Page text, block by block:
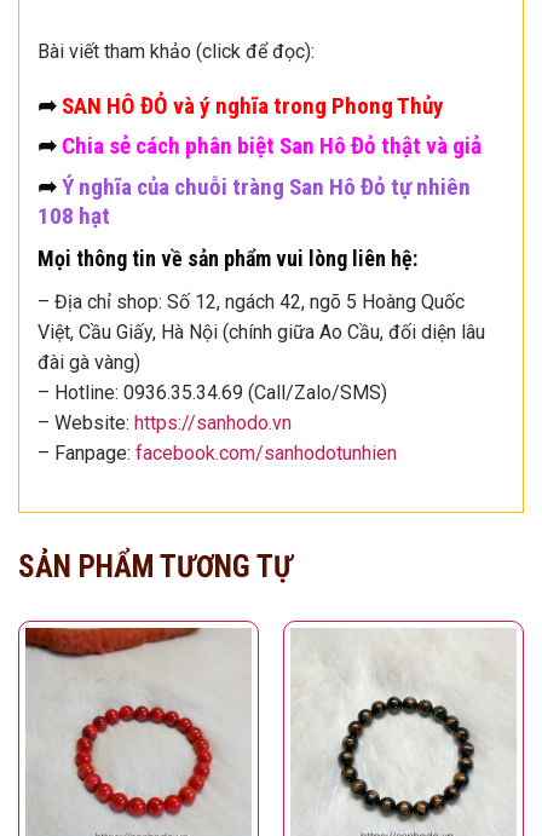
Bài viết tham khảo (click để đọc):
➦ SAN HÔ ĐỎ và ý nghĩa trong Phong Thủy
➦ Chia sẻ cách phân biệt San Hô Đỏ thật và giả
➦Ý nghĩa của chuỗi tràng San Hô Đỏ tự nhiên
108 hạt
Mọi thông tin về sản phẩm vui lòng liên hệ:
– Địa chỉ shop: Số 12, ngách 42, ngõ 5 Hoàng Quốc
Việt, Cầu Giấy, Hà Nội (chính giữa Ao Cầu, đối diện lâu
đài gà vàng)
– Hotline: 0936.35.34.69 (Call/Zalo/SMS)
– Website: https://sanhodo.vn
– Fanpage: facebook.com/sanhodotunhien
SẢN PHẨM TƯƠNG TỰ